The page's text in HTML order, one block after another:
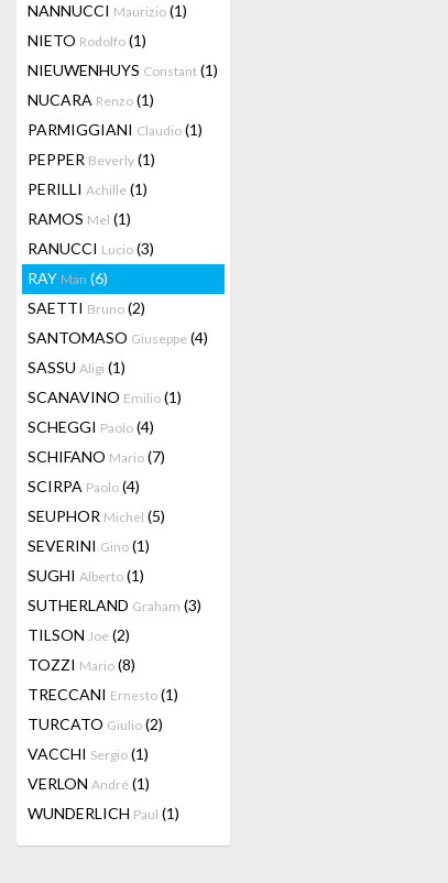
NANNUCCI Maurizio (1)
NIETO Rodolfo (1)
NIEUWENHUYS Constant (1)
NUCARA Renzo (1)
PARMIGGIANI Claudio (1)
PEPPER Beverly (1)
PERILLI Achille (1)
RAMOS Mel (1)
RANUCCI Lucio (3)
RAY Man (6)
SAETTI Bruno (2)
SANTOMASO Giuseppe (4)
SASSU Aligi (1)
SCANAVINO Emilio (1)
SCHEGGI Paolo (4)
SCHIFANO Mario (7)
SCIRPA Paolo (4)
SEUPHOR Michel (5)
SEVERINI Gino (1)
SUGHI Alberto (1)
SUTHERLAND Graham (3)
TILSON Joe (2)
TOZZI Mario (8)
TRECCANI Ernesto (1)
TURCATO Giulio (2)
VACCHI Sergio (1)
VERLON André (1)
WUNDERLICH Paul (1)